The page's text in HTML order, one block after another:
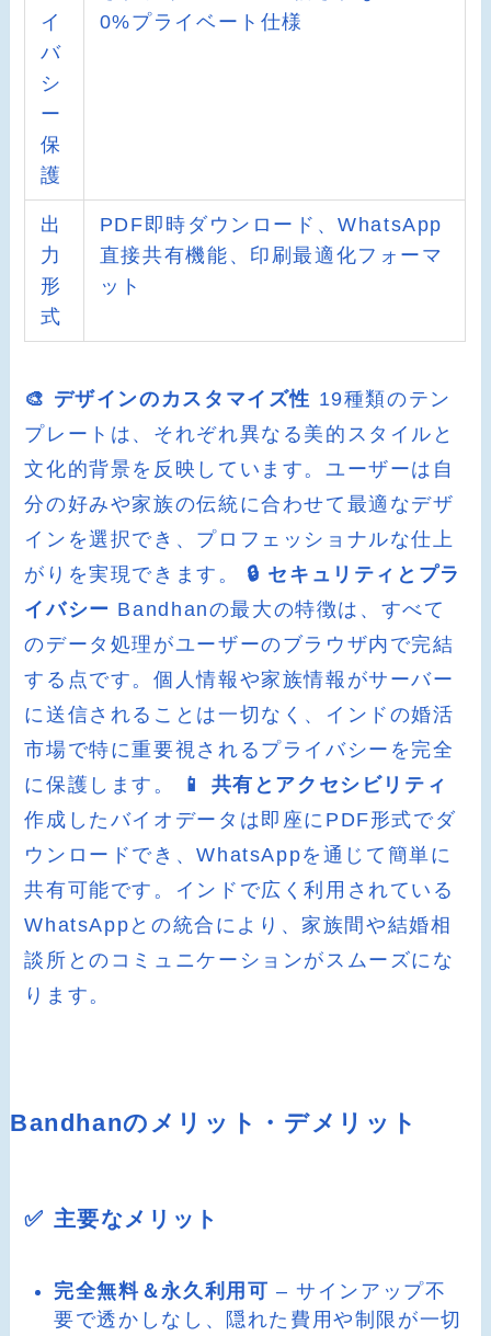
イ
バ
シ
ー
保
護
0%プライベート仕様
出
力
形
式
PDF即時ダウンロード、WhatsApp
直接共有機能、印刷最適化フォーマ
ット
🎨 デザインのカスタマイズ性 19種類のテン
プレートは、それぞれ異なる美的スタイルと
文化的背景を反映しています。ユーザーは自
分の好みや家族の伝統に合わせて最適なデザ
インを選択でき、プロフェッショナルな仕上
がりを実現できます。 🔒 セキュリティとプラ
イバシー Bandhanの最大の特徴は、すべて
のデータ処理がユーザーのブラウザ内で完結
する点です。個人情報や家族情報がサーバー
に送信されることは一切なく、インドの婚活
市場で特に重要視されるプライバシーを完全
に保護します。
📱 共有とアクセシビリティ
作成したバイオデータは即座にPDF形式でダ
ウンロードでき、WhatsAppを通じて簡単に
共有可能です。インドで広く利用されている
WhatsAppとの統合により、家族間や結婚相
談所とのコミュニケーションがスムーズにな
ります。
Bandhanのメリット・デメリット
✅ 主要なメリット
完全無料＆永久利用可 – サインアップ不
要で透かしなし、隠れた費用や制限が一切